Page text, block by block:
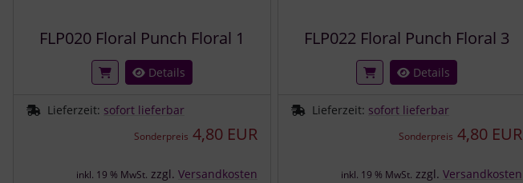
FLP020 Floral Punch Floral 1
Details
Lieferzeit: sofort lieferbar
Sonderpreis 4,80 EUR
inkl. 19 % MwSt. zzgl. Versandkosten
FLP022 Floral Punch Floral 3
Details
Lieferzeit: sofort lieferbar
Sonderpreis 4,80 EUR
inkl. 19 % MwSt. zzgl. Versandkosten